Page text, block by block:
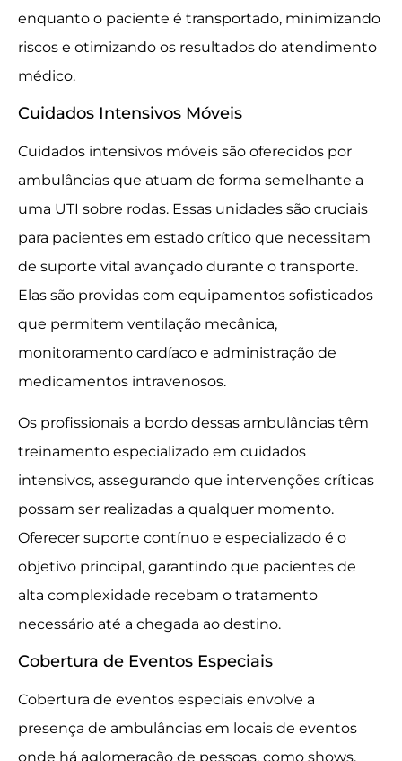
enquanto o paciente é transportado, minimizando
riscos e otimizando os resultados do atendimento
médico.
Cuidados Intensivos Móveis
Cuidados intensivos móveis são oferecidos por
ambulâncias que atuam de forma semelhante a
uma UTI sobre rodas. Essas unidades são cruciais
para pacientes em estado crítico que necessitam
de suporte vital avançado durante o transporte.
Elas são providas com equipamentos sofisticados
que permitem ventilação mecânica,
monitoramento cardíaco e administração de
medicamentos intravenosos.
Os profissionais a bordo dessas ambulâncias têm
treinamento especializado em cuidados
intensivos, assegurando que intervenções críticas
possam ser realizadas a qualquer momento.
Oferecer suporte contínuo e especializado é o
objetivo principal, garantindo que pacientes de
alta complexidade recebam o tratamento
necessário até a chegada ao destino.
Cobertura de Eventos Especiais
Cobertura de eventos especiais envolve a
presença de ambulâncias em locais de eventos
onde há aglomeração de pessoas, como shows,